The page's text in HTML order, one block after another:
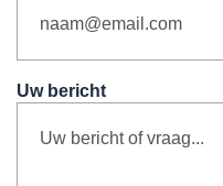
Uw bericht